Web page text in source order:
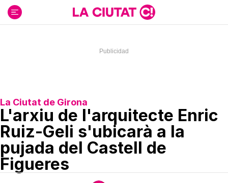
contenido
La Ciutat de Girona
L'arxiu de l'arquitecte Enric
Ruiz-Geli s'ubicarà a la
pujada del Castell de
Figueres